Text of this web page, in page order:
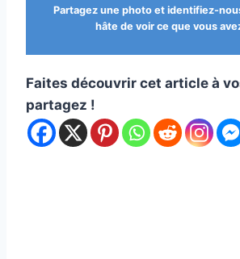
Partagez une photo et identifiez-
hâte de voir ce que vous
Faites découvrir cet article à
partagez !